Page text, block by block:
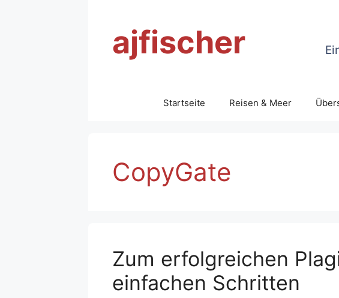
ajfischer
Startseite Reisen & Meer
CopyGate
Zum erfolgreichen
einfachen Schritten